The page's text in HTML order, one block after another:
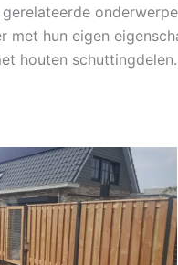
hun eigen
houten schuttingdelen.